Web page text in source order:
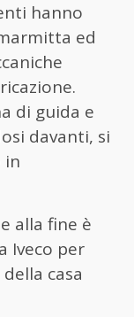
hanno
ed
di guida e
davanti, si
in
alla fine è
Iveco per
casa